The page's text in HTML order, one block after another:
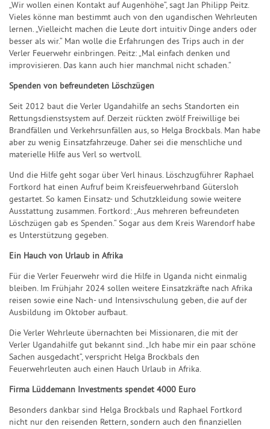
„Wir wollen einen Kontakt auf Augenhöhe“, sagt Jan Philipp Peitz.
Vieles könne man bestimmt auch von den ugandischen Wehrleuten
lernen. „Vielleicht machen die Leute dort intuitiv Dinge anders oder
besser als wir.“ Man wolle die Erfahrungen des Trips auch in der
Verler Feuerwehr einbringen. Peitz: „Mal einfach denken und
improvisieren. Das kann auch hier manchmal nicht schaden.“
Spenden von befreundeten Löschzügen
Seit 2012 baut die Verler Ugandahilfe an sechs Standorten ein
Rettungsdienstsystem auf. Derzeit rückten zwölf Freiwillige bei
Brandfällen und Verkehrsunfällen aus, so Helga Brockbals. Man habe
aber zu wenig Einsatzfahrzeuge. Daher sei die menschliche und
materielle Hilfe aus Verl so wertvoll.
Und die Hilfe geht sogar über Verl hinaus. Löschzugführer Raphael
Fortkord hat einen Aufruf beim Kreisfeuerwehrband Gütersloh
gestartet. So kamen Einsatz- und Schutzkleidung sowie weitere
Ausstattung zusammen. Fortkord: „Aus mehreren befreundeten
Löschzügen gab es Spenden.“ Sogar aus dem Kreis Warendorf habe
es Unterstützung gegeben.
Ein Hauch von Urlaub in Afrika
Für die Verler Feuerwehr wird die Hilfe in Uganda nicht einmalig
bleiben. Im Frühjahr 2024 sollen weitere Einsatzkräfte nach Afrika
reisen sowie eine Nach- und Intensivschulung geben, die auf der
Ausbildung im Oktober aufbaut.
Die Verler Wehrleute übernachten bei Missionaren, die mit der
Verler Ugandahilfe gut bekannt sind. „Ich habe mir ein paar schöne
Sachen ausgedacht“, verspricht Helga Brockbals den
Feuerwehrleuten auch einen Hauch Urlaub in Afrika.
Firma Lüddemann Investments spendet 4000 Euro
Besonders dankbar sind Helga Brockbals und Raphael Fortkord
nicht nur den reisenden Rettern, sondern auch den finanziellen